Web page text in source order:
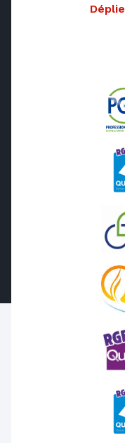
Emmanuel
Seconde
professionnelle
équipes BTG
l'installation
2025 et en juillet
climatisation par